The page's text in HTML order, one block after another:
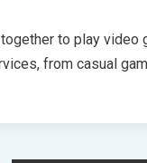
to play video
from casual